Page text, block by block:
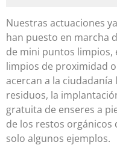
Nuestras actuaciones
han puesto en marcha
de mini puntos limpios,
limpios de proximidad
acercan a la ciudadanía
residuos, la
gratuita de enseres a
de los restos
solo algunos ejemplos.